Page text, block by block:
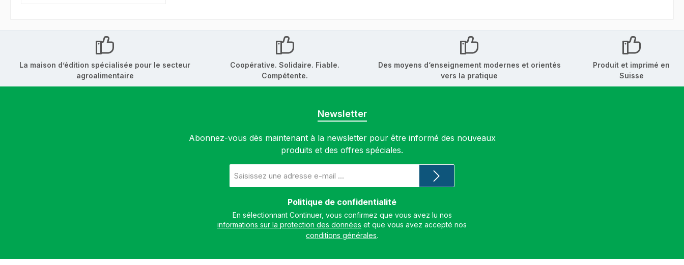
La maison d’édition spécialisée pour le secteur
agroalimentaire
Coopérative. Solidaire. Fiable.
Compétente.
Des moyens d‘enseignement modernes et orientés
vers la pratique
Produit et imprimé en
Suisse
Newsletter
Abonnez-vous dès maintenant à la newsletter pour être informé des nouveaux
produits et des offres spéciales.
e-
mail
Politique de confidentialité
informations sur la protection des données
conditions générales.